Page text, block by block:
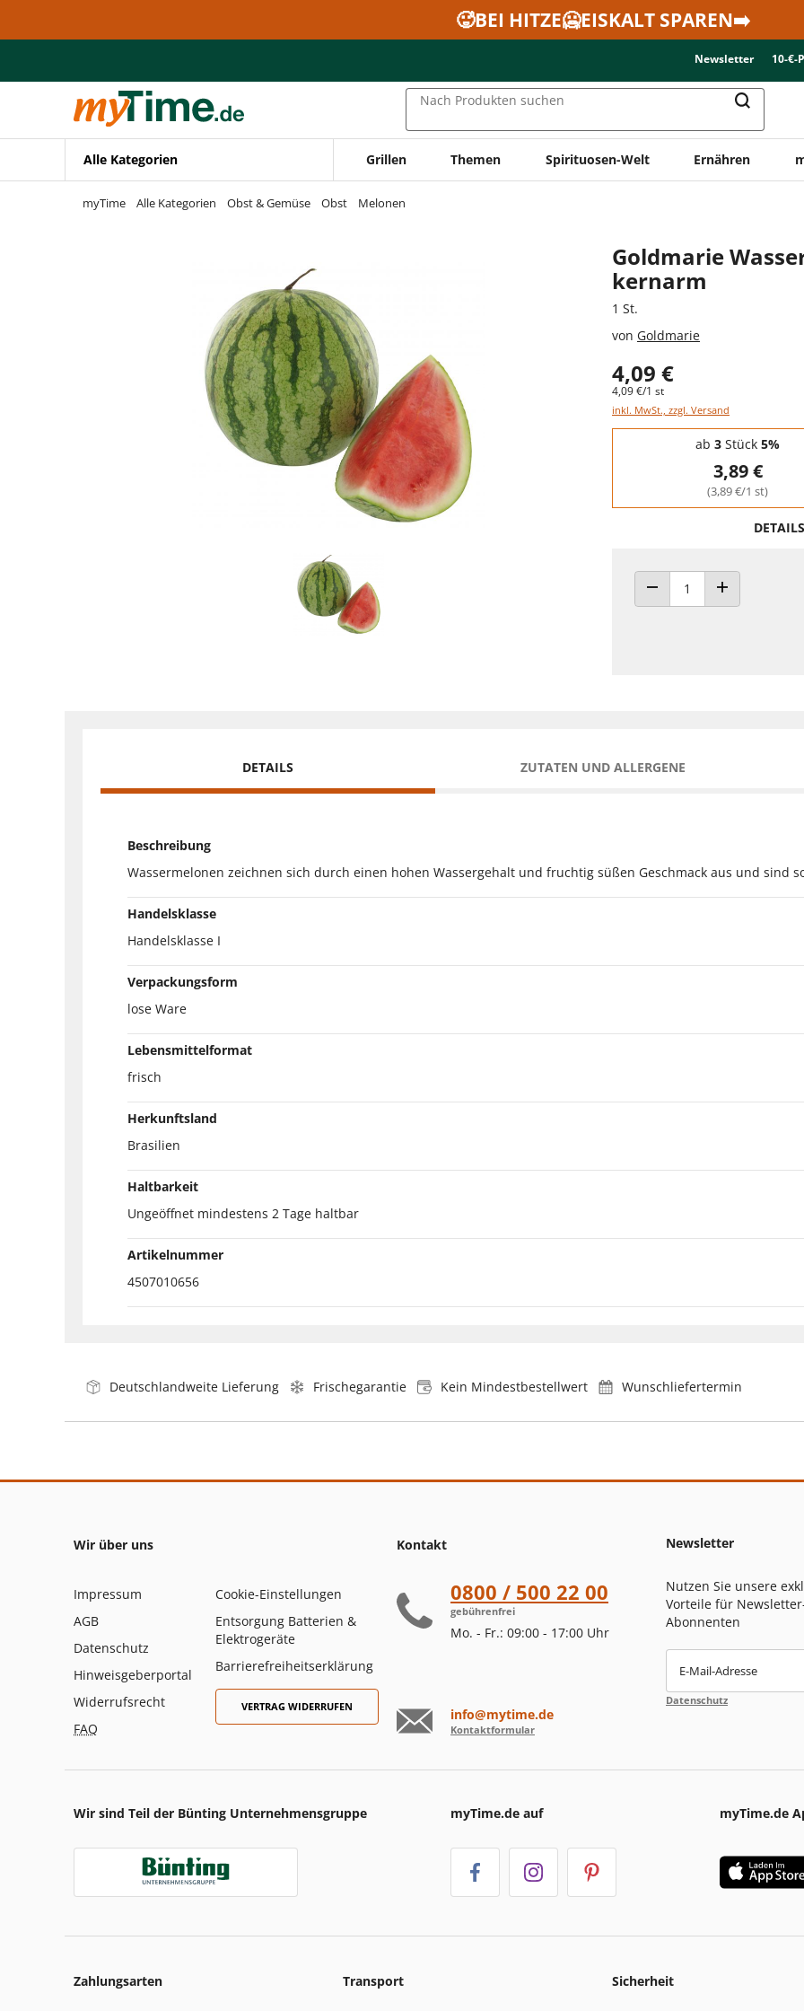
Zur Navigation springen
🥵BEI HITZE🥶EISKALT SPAREN➡️
Newsletter 10-€-
Nach Produkten suchen
Alle Kategorien Grillen Themen Spirituosen-Welt Ernähren
myTime Alle Kategorien Obst & Gemüse Obst Melonen
Goldmarie
kernarm
1 St.
von Goldmarie
4,09 €
4,09 €/1 st
inkl. MwSt., zzgl. Versand
Staffelpreise - Mengenrabatt
ab 3 Stück 5%
3,89 €
(3,89 €/1 st)
ANZAHL VERRINGERNANZAHL ERHÖHEN
DETAILS ZUTATEN UND ALLERGENE
Beschreibung
Wassermelonen zeichnen sich durch einen hohen Wassergehalt und fruchtig süßen Geschmack aus und sind
Handelsklasse
Handelsklasse I
Verpackungsform
lose Ware
Lebensmittelformat
frisch
Herkunftsland
Brasilien
Haltbarkeit
Ungeöffnet mindestens 2 Tage haltbar
Artikelnummer
4507010656
Deutschlandweite Lieferung Frischegarantie Kein Mindestbestellwert Wunschliefertermin
Wir über uns
Impressum
AGB
Datenschutz
Hinweisgeberportal
Widerrufsrecht
FAQ
Cookie-Einstellungen
Entsorgung Batterien &
Elektrogeräte
Barrierefreiheitserklärung
VERTRAG WIDERRUFEN
Kontakt
0800 / 500 22 00
gebührenfrei
Mo. - Fr.: 09:00 - 17:00 Uhr
info@mytime.de
Kontaktformular
Newsletter
Nutzen Sie unsere
Vorteile für
Abonnenten
E-Mail-Adresse
Datenschutz
Wir sind Teil der Bünting Unternehmensgruppe myTime.de auf myTime.de
Zahlungsarten Transport Sicherheit